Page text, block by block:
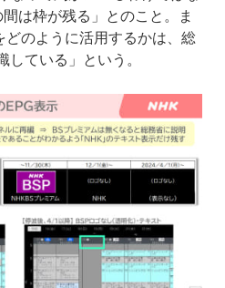
は枠が残る」とのこと。ま
どのように活用するかは、総
している」という。